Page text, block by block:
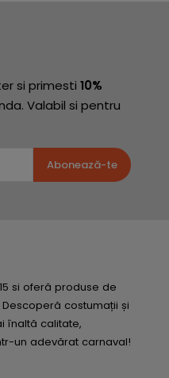
si primesti 10%
Valabil si pentru
Abonează-te
si oferă produse de
costumații și
înaltă calitate,
un adevărat carnaval!